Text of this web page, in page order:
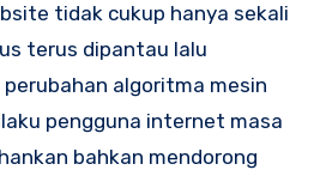
tidak cukup hanya sekali
terus dipantau lalu
algoritma mesin
pengguna internet masa
bahkan mendorong